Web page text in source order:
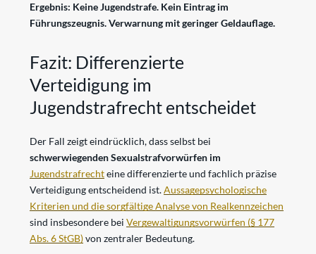
Ergebnis: Keine Jugendstrafe. Kein Eintrag im
Führungszeugnis. Verwarnung mit geringer Geldauflage.
Fazit: Differenzierte
Verteidigung im
Jugendstrafrecht entscheidet
Der Fall zeigt eindrücklich, dass selbst bei
schwerwiegenden Sexualstrafvorwürfen im
Jugendstrafrechteine differenzierte und fachlich präzise
Verteidigung entscheidend ist.Aussagepsychologische
Kriterien und die sorgfältige Analyse von Realkennzeichen
sind insbesondere bei Vergewaltigungsvorwürfen (§ 177
Abs. 6 StGB)von zentraler Bedeutung.